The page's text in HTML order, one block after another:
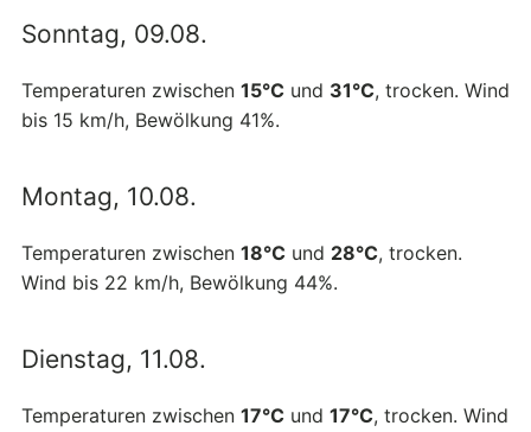
Sonntag, 09.08.
Temperaturen zwischen 15°C und 31°C, trocken. Wind
bis 15 km/h, Bewölkung 41%.
Montag, 10.08.
Temperaturen zwischen 18°C und 28°C, trocken.
Wind bis 22 km/h, Bewölkung 44%.
Dienstag, 11.08.
Temperaturen zwischen 17°C und 17°C, trocken. Wind